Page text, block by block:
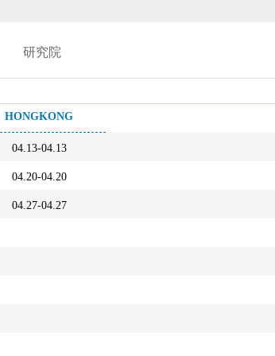
研究院
HONGKONG
04.13-04.13
04.20-04.20
04.27-04.27